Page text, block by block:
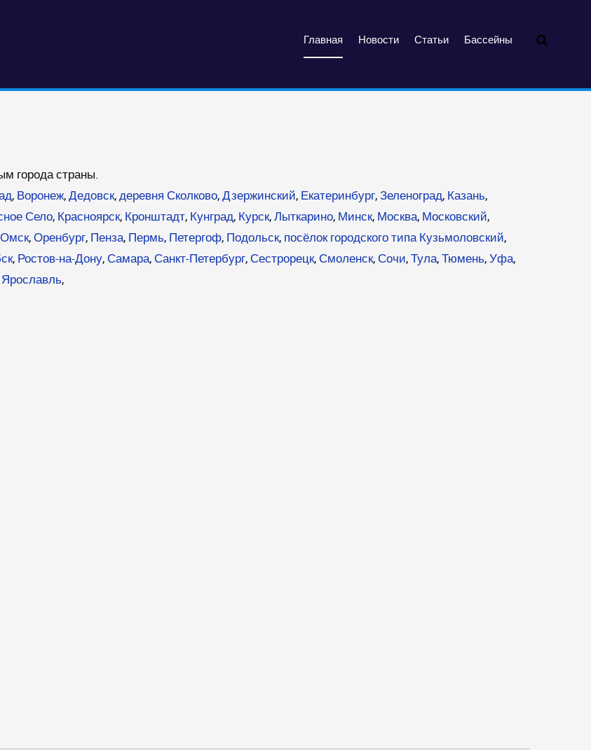
Главная Новости Статьи Бассейны
города страны.
, Воронеж,Дедовск,деревня Сколково,Дзержинский, Екатеринбург,Зеленоград, Казань,
Село, Красноярск, Кронштадт, Кунград, Курск,Лыткарино, Минск, Москва, Московский,
Омск,Оренбург, Пенза, Пермь, Петергоф, Подольск, посёлок городского типа Кузьмоловский,
, Ростов-на-Дону,Самара,Санкт-Петербург,Сестрорецк,Смоленск,Сочи,Тула,Тюмень,Уфа,
Ярославль,